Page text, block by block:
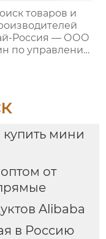
товаров и
Россия — ООО
по управлению
мини
от
Alibaba
в Россию